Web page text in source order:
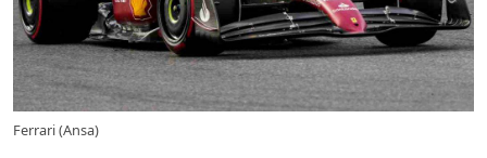
Ferrari (Ansa)